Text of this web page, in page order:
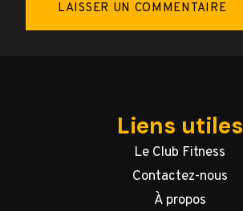
Liens utiles
Le Club Fitness
Contactez-nous
À propos